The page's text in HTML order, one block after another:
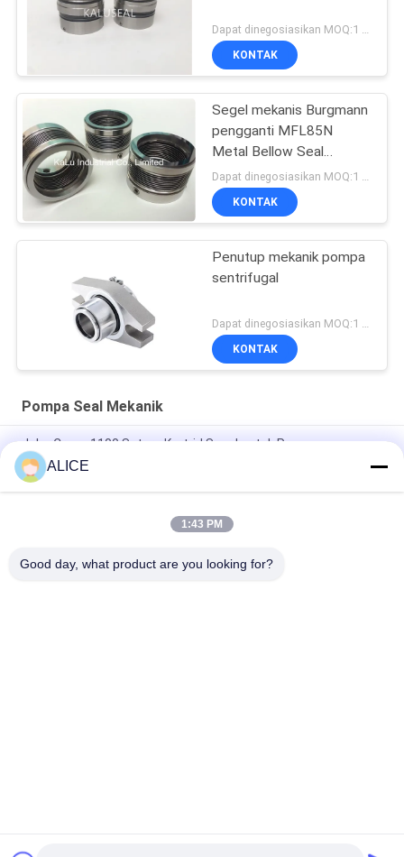
Dapat dinegosiasikan MOQ:1 set
KONTAK
Segel mekanis Burgmann
pengganti MFL85N
Metal Bellow Seal
berkualitas tinggi
KONTAK
Penutup mekanik pompa
sentrifugal
KONTAK
Pompa Seal Mekanik
John Crane 1100 Setara Kartrid Segel untuk Pemasangan
Mudah dan Segel Mekanik Pompa yang Disesuaikan
Segel mekanik 22mm LOWARA-22-X segel pompa
KL-C2PP Flowserve ISC2PP Cartridge Type Mechanical Seal
ALICE
1:43 PM
Good day, what product are you looking for?